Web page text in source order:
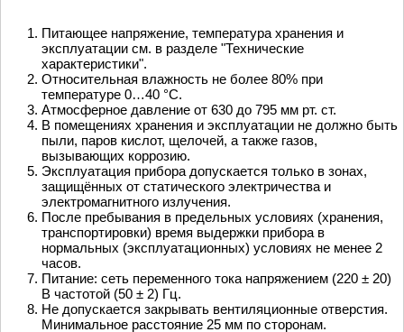
Питающее напряжение, температура хранения и
эксплуатации см. в разделе "Технические
характеристики".
Относительная влажность не более 80% при
температуре 0…40 °С.
Атмосферное давление от 630 до 795 мм рт. ст.
В помещениях хранения и эксплуатации не должно быть
пыли, паров кислот, щелочей, а также газов,
вызывающих коррозию.
Эксплуатация прибора допускается только в зонах,
защищённых от статического электричества и
электромагнитного излучения.
После пребывания в предельных условиях (хранения,
транспортировки) время выдержки прибора в
нормальных (эксплуатационных) условиях не менее 2
часов.
Питание: сеть переменного тока напряжением (220 ± 20)
В частотой (50 ± 2) Гц.
Не допускается закрывать вентиляционные отверстия.
Минимальное расстояние 25 мм по сторонам.